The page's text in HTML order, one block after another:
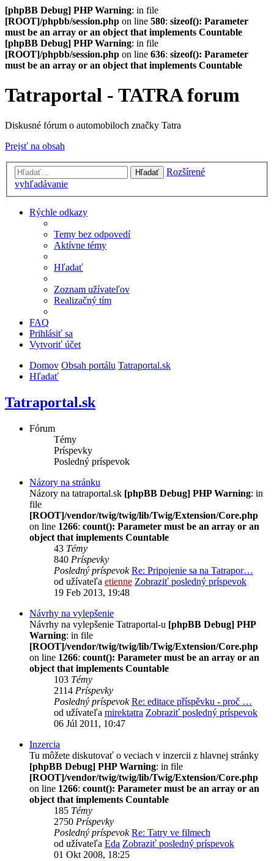
[phpBB Debug] PHP Warning: in file
[ROOT]/phpbb/session.php on line 580: sizeof(): Parameter
must be an array or an object that implements Countable
[phpBB Debug] PHP Warning: in file
[ROOT]/phpbb/session.php on line 636: sizeof(): Parameter
must be an array or an object that implements Countable
Tatraportal - TATRA forum
Diskusné fórum o automobiloch značky Tatra
Prejsť na obsah
Hľadať
Rozšírené
vyhľadávanie
Rýchle odkazy
Temy bez odpovedí
Aktívne témy
Hľadať
Zoznam užívateľov
Realizačný tím
FAQ
Prihlásiť sa
Vytvoriť účet
Domov Obsah portálu Tatraportal.sk
Hľadať
Tatraportal.sk
Fórum
Témy
Príspevky
Posledný príspevok
Názory na stránku
Názory na tatraportal.sk [phpBB Debug] PHP Warning: in
file
[ROOT]/vendor/twig/twig/lib/Twig/Extension/Core.php
on line 1266: count(): Parameter must be an array or an
object that implements Countable
43 Témy
840 Príspevky
Posledný príspevok Re: Pripojenie sa na Tatrapor…
od užívateľa etienne Zobraziť posledný príspevok
19 Feb 2013, 19:48
Návrhy na vylepšenie
Návrhy na vylepšenie Tatraportal-u [phpBB Debug] PHP
Warning: in file
[ROOT]/vendor/twig/twig/lib/Twig/Extension/Core.php
on line 1266: count(): Parameter must be an array or an
object that implements Countable
103 Témy
2114 Príspevky
Posledný príspevok Re: editace příspěvku - proč …
od užívateľa mirektatra Zobraziť posledný príspevok
06 Júl 2011, 10:47
Inzercia
Tu môžete diskutovať o veciach v inzercii z hlavnej stránky
[phpBB Debug] PHP Warning: in file
[ROOT]/vendor/twig/twig/lib/Twig/Extension/Core.php
on line 1266: count(): Parameter must be an array or an
object that implements Countable
185 Témy
2750 Príspevky
Posledný príspevok Re: Tatry ve filmech
od užívateľa Eda Zobraziť posledný príspevok
01 Okt 2008, 18:25